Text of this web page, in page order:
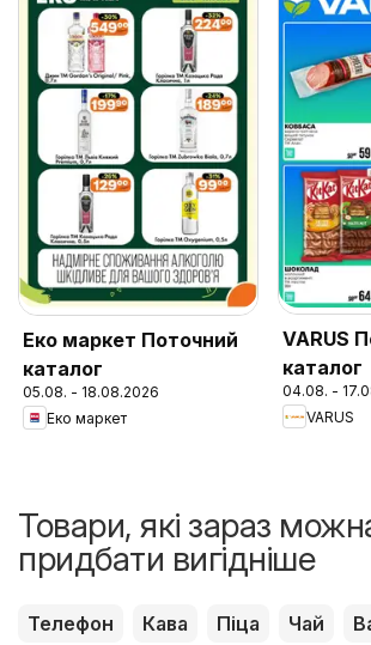
Еко маркет Поточний
каталог
05.08. - 18.08.2026
Еко маркет
VARUS
каталог
04.08. -
VARUS
Товари, які зараз
придбати вигідніше
Телефон Кава Піца Чай